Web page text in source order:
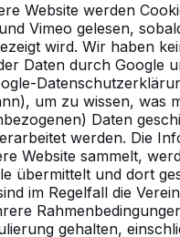
Website werden
Vimeo gelesen,
wird. Wir haben
Daten durch Google
um zu wissen, was
Daten
werden. Die
Website sammelt,
übermittelt und dort
im Regelfall die
gehalten,